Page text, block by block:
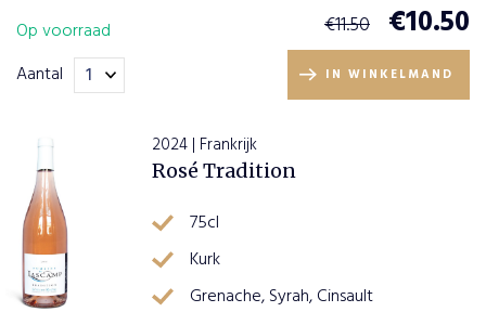
Op voorraad
€11.50 €10.50
Aantal IN WINKELMAND
2024 | Frankrijk
Rosé Tradition
75cl
Kurk
Grenache, Syrah, Cinsault